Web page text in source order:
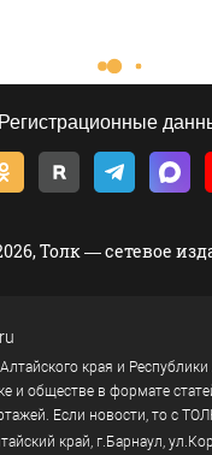
Регистрационные
Толк — сетевое
края и
и обществе в формате
Если новости, то с
край, г. Барнаул